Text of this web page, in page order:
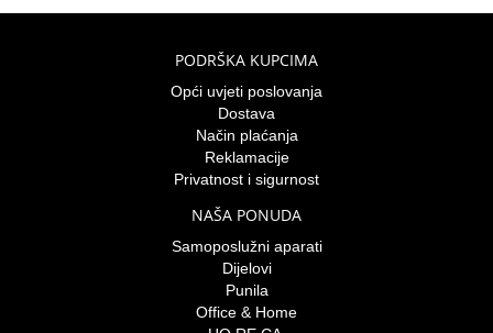
PODRŠKA KUPCIMA
Opći uvjeti poslovanja
Dostava
Način plaćanja
Reklamacije
Privatnost i sigurnost
NAŠA PONUDA
Samoposlužni aparati
Dijelovi
Punila
Office & Home